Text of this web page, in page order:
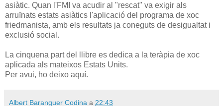
asiàtic. Quan l'FMI va acudir al "rescat" va exigir als
arruïnats estats asiàtics l'aplicació del programa de xoc
friedmanista, amb els resultats ja coneguts de desigualtat i
exclusió social.
La cinquena part del llibre es dedica a la teràpia de xoc
aplicada als mateixos Estats Units.
Per avui, ho deixo aquí.
Albert Baranguer Codina a 22:43